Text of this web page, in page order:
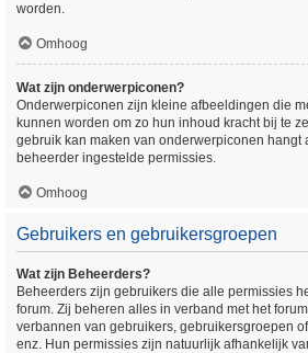
worden.
Omhoog
Wat zijn onderwerpiconen?
Onderwerpiconen zijn kleine afbeeldingen die
kunnen worden om zo hun inhoud kracht bij te
gebruik kan maken van onderwerpiconen hangt
beheerder ingestelde permissies.
Omhoog
Gebruikers en gebruikersgroepen
Wat zijn Beheerders?
Beheerders zijn gebruikers die alle permissies
forum. Zij beheren alles in verband met het
verbannen van gebruikers, gebruikersgroepen
enz. Hun permissies zijn natuurlijk afhankelijk